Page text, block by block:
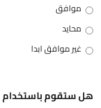
موافق
محايد
غير موافق ابدا
هل ستقوم باستخدام